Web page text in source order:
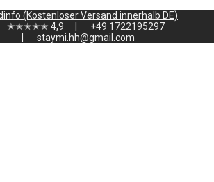
(Kostenloser Versand innerhalb DE)
✭✭✭✭✭ 4,9
‭+49 1722195297‬
staymi.hh@gmail.com